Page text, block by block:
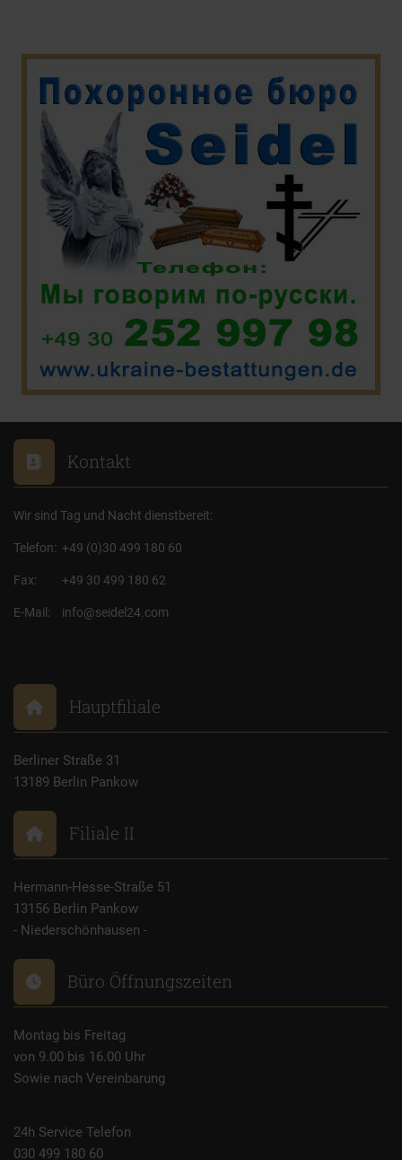
Kontakt
Wir sind Tag und Nacht dienstbereit:
Telefon: +49 (0)30 499 180 60
Fax: +49 30 499 180 62
E-Mail: info@seidel24.com
Hauptfiliale
Berliner Straße 31
13189 Berlin Pankow
Filiale II
Hermann-Hesse-Straße 51
13156 Berlin Pankow
- Niederschönhausen -
Büro Öffnungszeiten
Montag bis Freitag
von 9.00 bis 16.00 Uhr
Sowie nach Vereinbarung
24h Service Telefon
030 499 180 60